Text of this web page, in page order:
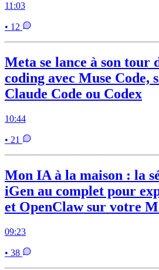
11:03
• 12
Meta se lance à son tour
coding avec Muse Code,
Claude Code ou Codex
10:44
• 21
Mon IA à la maison : la
iGen au complet pour
et OpenClaw sur votre
09:23
• 38